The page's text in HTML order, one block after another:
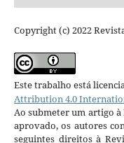
Copyright (c) 2022
Este trabalho está
Attribution 4.0
Ao submeter um artigo à
aprovado, os autores
seguintes direitos à